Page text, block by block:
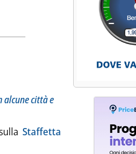
alcune città e
Staffetta
notizia: 'Staffetta Prezzi Rete'